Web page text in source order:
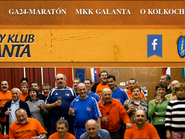
GA24-MARATÓN MKK GALANTA O KOLKOCH